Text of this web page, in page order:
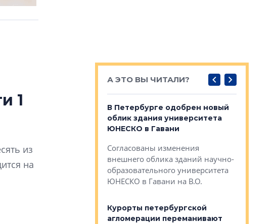
1
из
на
А ЭТО ВЫ ЧИТАЛИ?
Торосово — антидот
панелей
В Петербурге одобрен новый
облик здания университета
ЮНЕСКО в Гавани
Согласованы изменения
внешнего облика зданий научно-
образовательного университета
ЮНЕСКО в Гавани на В.О.
Курорты петербургской
агломерации переманивают